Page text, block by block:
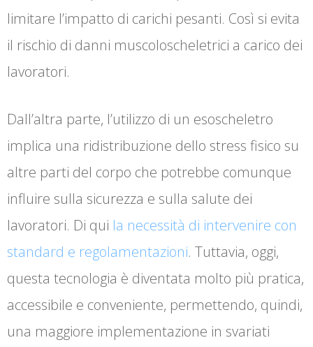
limitare l’impatto di carichi pesanti. Così si evita
il rischio di danni muscoloscheletrici a carico dei
lavoratori.
Dall’altra parte, l’utilizzo di un esoscheletro
implica una ridistribuzione dello stress fisico su
altre parti del corpo che potrebbe comunque
influire sulla sicurezza e sulla salute dei
lavoratori. Di qui la necessità di intervenire con
standard e regolamentazioni. Tuttavia, oggi,
questa tecnologia è diventata molto più pratica,
accessibile e conveniente, permettendo, quindi,
una maggiore implementazione in svariati